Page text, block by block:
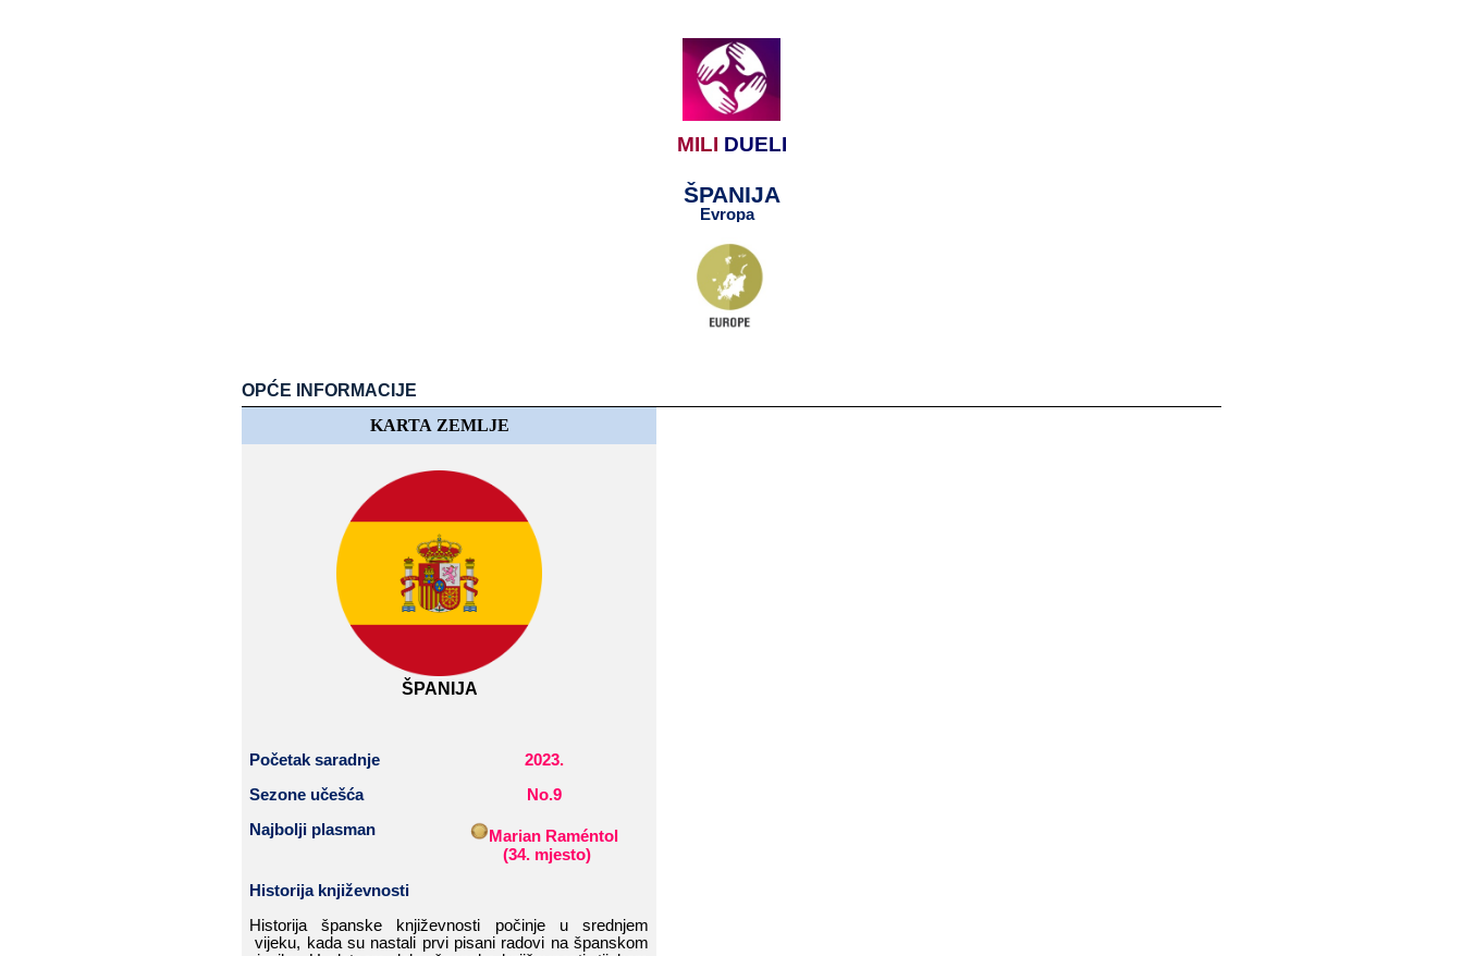
MILI DUELI
ŠPANIJA
Evropa​​
OPĆE​​ INFORMACIJE
KARTA​​ ZEMLJE
ŠPANIJA
Početak ​​saradnje 2023.
Sezone​​ učešća
No.9
Najbolji​​ plasman
Marian​​ Raméntol
(34.​​ mjesto)
Historija​​ književnosti
Historija​​ španske​​ književnosti​​ počinje​​ u​​ srednjem​​
vijeku,​​ kada​​ su​​ nastali​​ prvi​​ pisani​​ radovi​​ na​​ španskom​​